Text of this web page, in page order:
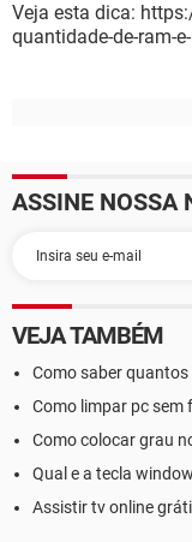
Veja esta dica:
quantidade-de-ram-
ASSINE NOSSA
VEJA TAMBÉM
Como saber
Como limpar pc sem
Como colocar grau
Qual e a tecla
Assistir tv online